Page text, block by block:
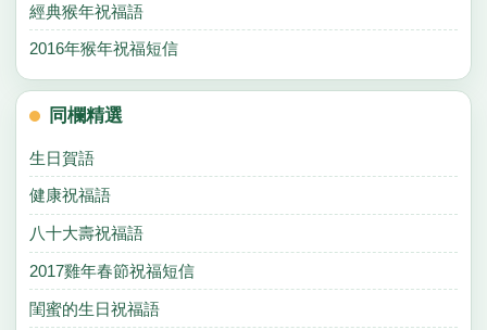
經典猴年祝福語
2016年猴年祝福短信
同欄精選
生日賀語
健康祝福語
八十大壽祝福語
2017雞年春節祝福短信
閨蜜的生日祝福語